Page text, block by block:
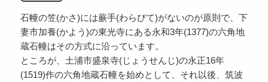
石幢の笠(かさ)には蕨手(わらびて)がないのが原則で、下
妻市加養(かよう)の東光寺にある永和3年(1377)の六角地
蔵石幢はその方式に沿っています。
ところが、土浦市盛泉寺(じょうせんじ)の永正16年
(1519)作の六角地蔵石幢を始めとして、それ以後、筑波